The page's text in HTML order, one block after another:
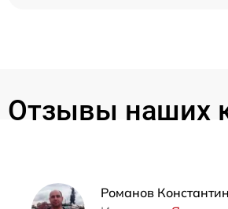
Отзывы наших
Романов Константин
Наши